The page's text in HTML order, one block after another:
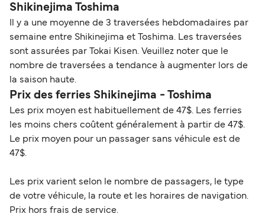
Shikinejima Toshima
Il y a une moyenne de 3 traversées hebdomadaires par
semaine entre Shikinejima et Toshima. Les traversées
sont assurées par Tokai Kisen. Veuillez noter que le
nombre de traversées a tendance à augmenter lors de
la saison haute.
Prix des ferries Shikinejima - Toshima
Les prix moyen est habituellement de 47$. Les ferries
les moins chers coûtent généralement à partir de 47$.
Le prix moyen pour un passager sans véhicule est de
47$.
Les prix varient selon le nombre de passagers, le type
de votre véhicule, la route et les horaires de navigation.
Prix hors frais de service.